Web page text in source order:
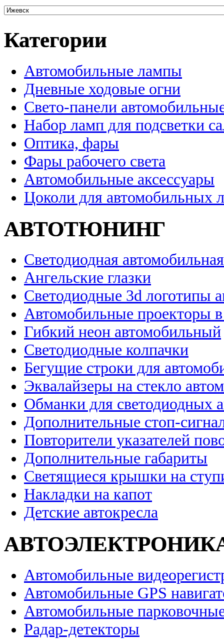
Категории
Автомобильные лампы
Дневные ходовые огни
Свето-панели
Набор ламп для подсветки
Оптика, фары
Фары рабочего света
Автомобильные аксессуары
Цоколи для автомобильных
АВТОТЮНИНГ
Светодиодная
Ангельские глазки
Светодиодные 3d логотипы
Автомобильные проекторы
Гибкий неон автомобильный
Светодиодные колпачки
Бегущие строки для
Эквалайзеры на стекло
Обманки для светодиодных
Дополнительные стоп-
Повторители указателей
Дополнительные габариты
Светящиеся крышки на
Накладки на капот
Детские автокресла
Автомобильные
Автомобильные GPS
Автомобильные
Радар-детекторы